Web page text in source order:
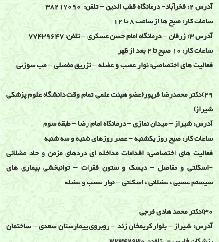
آدرس 2: فخرآباد- درمانگاه قطب الدین – تلفن: 38217090
ساعات کار: صبح ها از ساعت 8 تا 12
آدرس 3: زرقان – درمانگاه امام حسن عسکری – تلفن: 77439647
ساعات کار: 10 صبح تا 2 بعد از ظهر
فعالیت های اختصاصی: نوار عصب و عضله – تزریق مفصلی – طب سوزنی
29)دکتر محمدرضا فرپور(عضو هیئت علمی تمام وقت دانشگاه علوم پزشکی
شیراز)
آدرس: شیراز – میدان نمازی – درمانگاه امام رضا – طبقه سوم
ساعات کار: صبح روز یکشنبه – عصر روزهای شنبه و سه شنبه
فعالیت های اختصاصی: اقدامات مداخله ای دردهای مزمن و حاد عضلانی
-اسکلتی و مفاصل – دیسک و ستون فقرات – توانبخشی بیماری های
سیستم عصبی ، عضلانی ، اسکلتی – نوار عصب و عضله
30)دکتر محمد هادی فرجی
آدرس: شیراز – بلوار کریمخان زند – روبروی ییمارستان سعدی – ساختمان